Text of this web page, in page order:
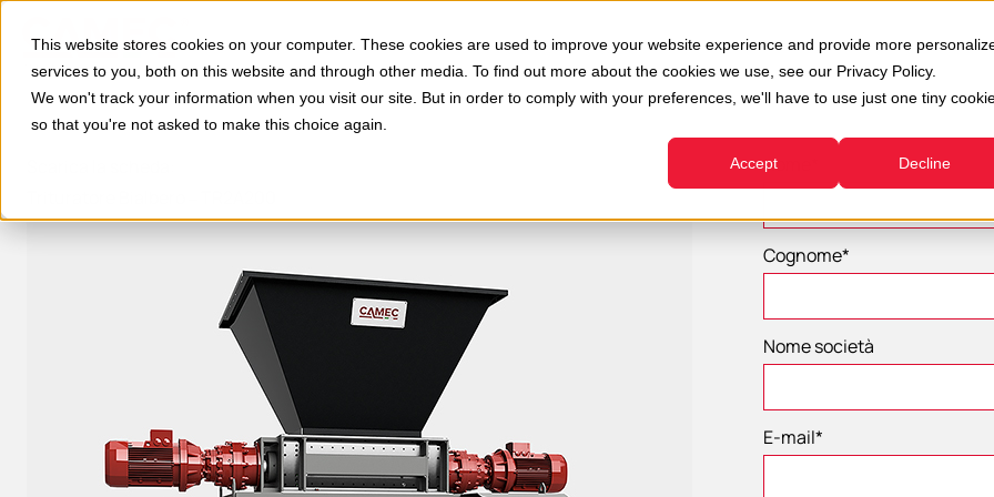
This website stores cookies on your computer. These cookies are used to improve your website experience and provide more
services to you, both on this website and through other media. To find out more about the cookies we use, see our Privacy Policy.
We won't track your information when you visit our site. But in order to comply with your preferences, we'll have to use just one tiny
so that you're not asked to make this choice again.
Accept Decline
Nome
Cognome*
Nome società
E-mail*